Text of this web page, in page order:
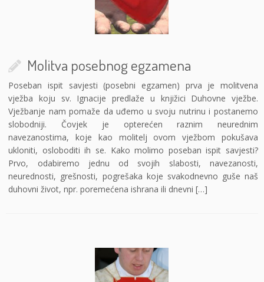
Molitva posebnog egzamena
Poseban ispit savjesti (posebni egzamen) prva je molitvena
vježba koju sv. Ignacije predlaže u knjižici Duhovne vježbe.
Vježbanje nam pomaže da uđemo u svoju nutrinu i postanemo
slobodniji. Čovjek je opterećen raznim neurednim
navezanostima, koje kao molitelj ovom vježbom pokušava
ukloniti, osloboditi ih se. Kako molimo poseban ispit savjesti?
Prvo, odabiremo jednu od svojih slabosti, navezanosti,
neurednosti, grešnosti, pogrešaka koje svakodnevno guše naš
duhovni život, npr. poremećena ishrana ili dnevni […]